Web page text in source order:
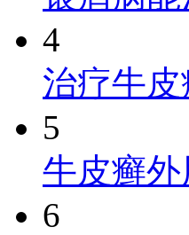
4
治疗牛
5
牛皮癣外
6